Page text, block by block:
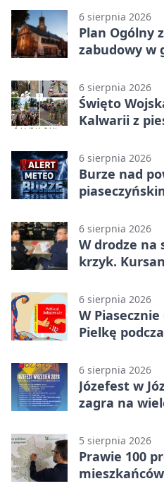
6 sierpnia 2026
Plan Ogólny
zabudowy w
6 sierpnia 2026
Święto
Kalwarii z
6 sierpnia 2026
Burze nad
6 sierpnia 2026
W drodze na
krzyk.
6 sierpnia 2026
W
Pielkę
6 sierpnia 2026
Józefest w
zagra na
5 sierpnia 2026
Prawie 100